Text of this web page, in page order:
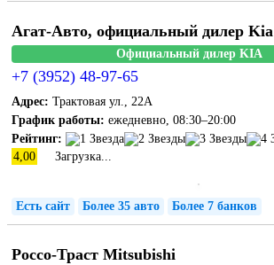
Агат-Авто, официальный дилер Kia
Официальный дилер KIA
+7 (3952) 48-97-65
Адрес: Трактовая ул., 22А
График работы: ежедневно, 08:30–20:00
Рейтинг:
4,00
Загрузка...
Есть сайт Более 35 авто Более 7 банков
Россо-Траст Mitsubishi